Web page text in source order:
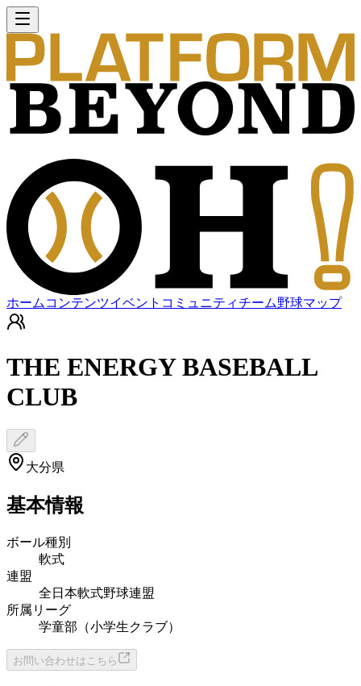
ホーム コンテンツイベント コミュニティチーム野球マップ
THE ENERGY BASEBALL
CLUB
大分県
基本情報
ボール種別
軟式
連盟
全日本軟式野球連盟
所属リーグ
学童部（小学生クラブ）
お問い合わせはこちら